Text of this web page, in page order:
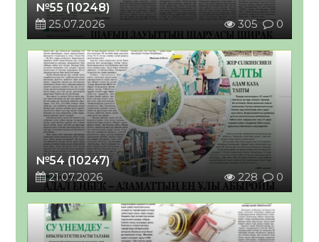
№55 (10248)
25.07.2026
305 0
№54 (10247)
21.07.2026
228 0